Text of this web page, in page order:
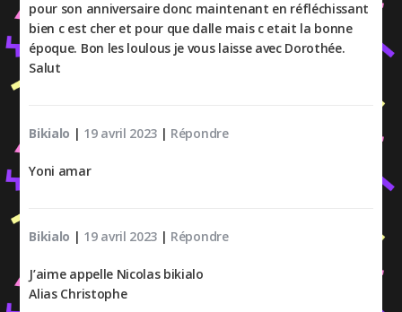
pour son anniversaire donc maintenant en réfléchissant
bien c est cher et pour que dalle mais c etait la bonne
époque. Bon les loulous je vous laisse avec Dorothée.
Salut
Bikialo | 19 avril 2023 | Répondre
Yoni amar
Bikialo | 19 avril 2023 | Répondre
J’aime appelle Nicolas bikialo
Alias Christophe